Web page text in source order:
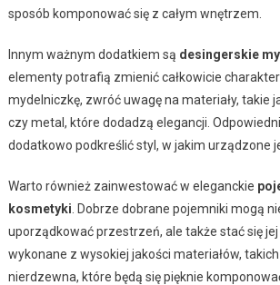
sposób komponować się z całym wnętrzem.
Innym ważnym dodatkiem są desingerskie
elementy potrafią zmienić całkowicie
mydelniczkę, zwróć uwagę na materiały, takie
czy metal, które dodadzą elegancji.
dodatkowo podkreślić styl, w jakim urządzone
Warto również zainwestować w eleganckie
kosmetyki . Dobrze dobrane pojemniki mogą
uporządkować przestrzeń, ale także stać się
wykonane z wysokiej jakości materiałów, takich
nierdzewna, które będą się pięknie